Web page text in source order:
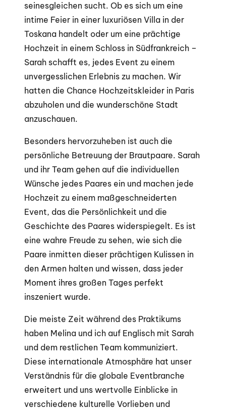
seinesgleichen sucht. Ob es sich um eine
intime Feier in einer luxuriösen Villa in der
Toskana handelt oder um eine prächtige
Hochzeit in einem Schloss in Südfrankreich –
Sarah schafft es, jedes Event zu einem
unvergesslichen Erlebnis zu machen. Wir
hatten die Chance Hochzeitskleider in Paris
abzuholen und die wunderschöne Stadt
anzuschauen.
Besonders hervorzuheben ist auch die
persönliche Betreuung der Brautpaare. Sarah
und ihr Team gehen auf die individuellen
Wünsche jedes Paares ein und machen jede
Hochzeit zu einem maßgeschneiderten
Event, das die Persönlichkeit und die
Geschichte des Paares widerspiegelt. Es ist
eine wahre Freude zu sehen, wie sich die
Paare inmitten dieser prächtigen Kulissen in
den Armen halten und wissen, dass jeder
Moment ihres großen Tages perfekt
inszeniert wurde.
Die meiste Zeit während des Praktikums
haben Melina und ich auf Englisch mit Sarah
und dem restlichen Team kommuniziert.
Diese internationale Atmosphäre hat unser
Verständnis für die globale Eventbranche
erweitert und uns wertvolle Einblicke in
verschiedene kulturelle Vorlieben und